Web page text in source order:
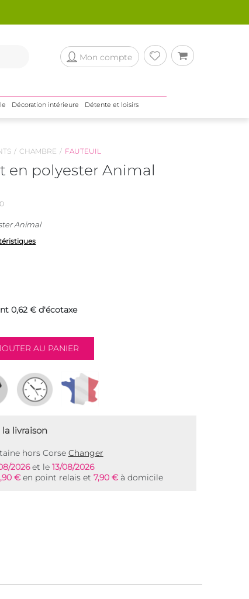
Mon compte
Décoration intérieure Détente et loisirs
CHAMBRE FAUTEUIL
en polyester Animal
Animal
0,62 € d'écotaxe
livraison
hors Corse Changer
2026et le 13/08/2026
€ en point relais et 7,90 €à domicile